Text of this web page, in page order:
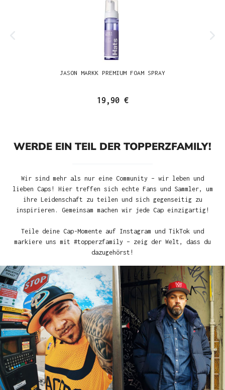
JASON MARKK PREMIUM FOAM SPRAY
19,90 €
WERDE EIN TEIL DER TOPPERZFAMILY!
Wir sind mehr als nur eine Community – wir leben und
lieben Caps! Hier treffen sich echte Fans und Sammler, um
ihre Leidenschaft zu teilen und sich gegenseitig zu
inspirieren. Gemeinsam machen wir jede Cap einzigartig!
Teile deine Cap-Momente auf Instagram und TikTok und
markiere uns mit #topperzfamily – zeig der Welt, dass du
dazugehörst!